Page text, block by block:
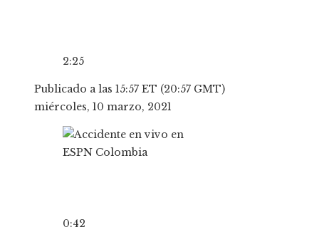
2:25
Publicado a las 15:57 ET (20:57 GMT)
miércoles, 10 marzo, 2021
0:42